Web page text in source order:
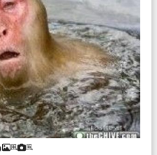
風 風